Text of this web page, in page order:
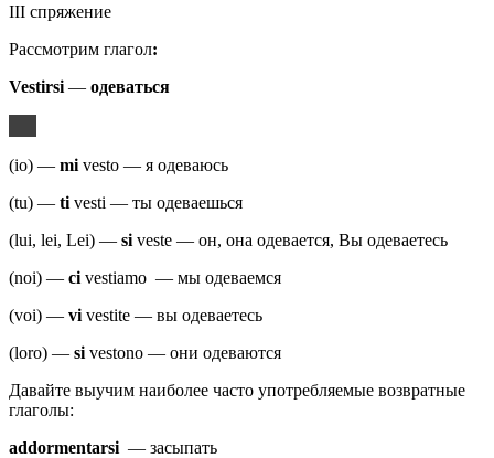
III спряжение
Рассмотрим глагол:
Vestirsi — одеваться
(io) — mi vesto — я одеваюсь
(tu) — ti vesti — ты одеваешься
(lui, lei, Lei) — si veste — он, она одевается, Вы одеваетесь
(noi) — ci vestiamo — мы одеваемся
(voi) — vi vestite — вы одеваетесь
(loro) — si vestono — они одеваются
Давайте выучим наиболее часто употребляемые возвратные
глаголы:
addormentarsi — засыпать